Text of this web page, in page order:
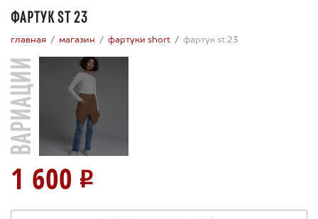
ФАРТУК ST 23
главная магазин фартуки short фартук st 23
ВАРИАЦИИ
1 600